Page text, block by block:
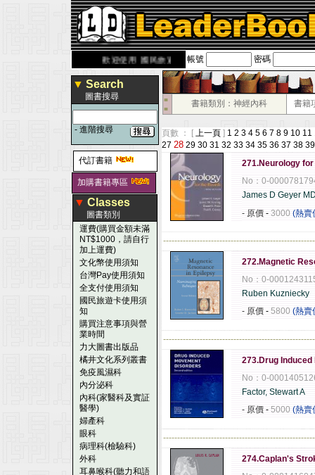
歡迎使用 國民旅遊卡！！ 帳號 密碼
▼ Search
圖書搜尋
- 進階搜尋
代訂書籍
加購書籍專區
▼ Classes
圖書類別
運費(購買金額未滿
NT$1000，請自行
加上運費)
文化幣使用須知
台灣Pay使用須知
全支付使用須知
國民旅遊卡使用須
知
購買注意事項與營
業時間
力大圖書出版品
橘井文化系列叢書
免疫風濕科
內分泌科
內科(家醫科及實証
醫學)
婦產科
眼科
病理科(檢驗科)
外科
耳鼻喉科(聽力和語
■
■
書籍類別：神經內科 書籍
頁數 ： [ 上一頁 ] 1 2 3 4 5 6 7 8 9 10 11
27 28 29 30 31 32 33 34 35 36 37 38 39
271.Neurology
No：0-
James D Geyer
- 原價 - 3000 (熱賣
272.Magnetic
No：0-
Ruben Kuzniecky
- 原價 - 5800 (熱賣
273.Drug
No：0-
Factor, Stewart A
- 原價 - 5000 (熱賣
274.Caplan's